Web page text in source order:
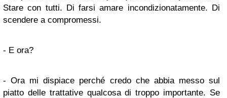
Stare con tutti. Di farsi amare incondizionatamente. Di
scendere a compromessi.
- E ora?
- Ora mi dispiace perché credo che abbia messo sul
piatto delle trattative qualcosa di troppo importante. Se